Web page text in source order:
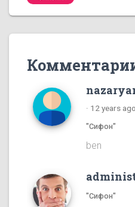
· 12 years ago
"Сифон"
ben
"Сифон"